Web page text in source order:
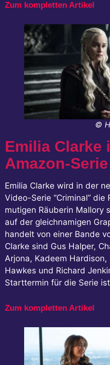
Zum kompletten Artikel
©
Emilia Clarke
Amazon-
Emilia Clarke wird in der
Video-Serie “Criminal”
mutigen Räuberin Mallory
auf der gleichnamigen
handelt von einer Bande
Clarke sind Gus Halper,
Arjona, Kadeem Hardison,
Hawkes und Richard
Starttermin für die Serie
Zum kompletten Artikel